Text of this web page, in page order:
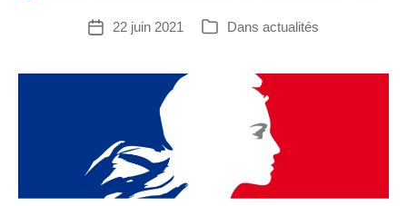
Date22 juin 2021 Catégories
Dans actualités